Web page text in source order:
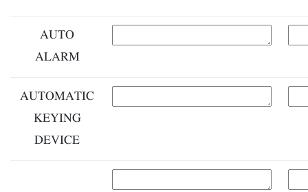
AUTO
ALARM
AUTOMATIC
KEYING
DEVICE